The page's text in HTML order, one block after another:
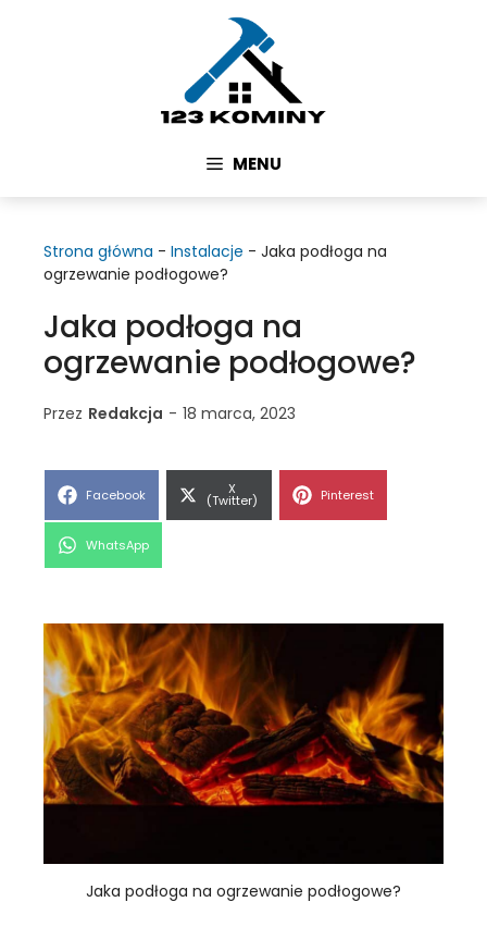
MENU
Strona główna - Instalacje - Jaka podłoga na
ogrzewanie podłogowe?
Jaka podłoga na
ogrzewanie podłogowe?
Przez Redakcja - 18 marca, 2023
Share
Facebook Share
on
X
(Twitter) Share
Pinterest
Share
WhatsApp
Jaka podłoga na ogrzewanie podłogowe?